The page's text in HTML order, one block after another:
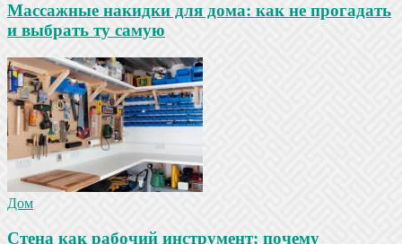
Массажные накидки для дома: как не прогадать
и выбрать ту самую
Дом
Стена как рабочий инструмент: почему